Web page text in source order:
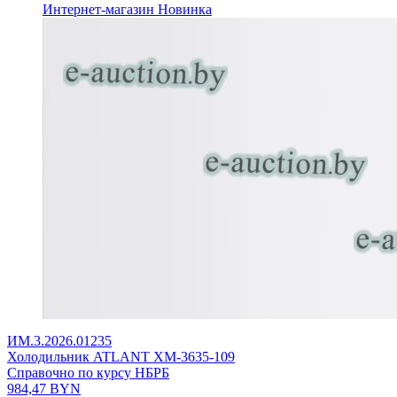
Интернет-магазин Новинка
ИМ.3.2026.01235
Холодильник ATLANT ХМ-3635-109
Справочно по курсу НБРБ
984,47 BYN